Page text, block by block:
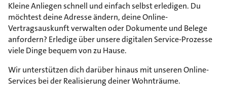
Kleine Anliegen schnell und einfach selbst erledigen. Du
möchtest deine Adresse ändern, deine Online-
Vertragsauskunft verwalten oder Dokumente und Belege
anfordern? Erledige über unsere digitalen Service-Prozesse
viele Dinge bequem von zu Hause.
Wir unterstützen dich darüber hinaus mit unseren Online-
Services bei der Realisierung deiner Wohnträume.